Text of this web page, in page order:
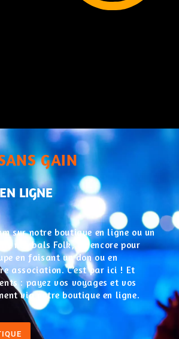
GAIN
LIGNE
sur notre boutique en ligne ou un
nos bals Folk, ou encore pour
en faisant un don ou en
association. C’est par ici ! Et
: payez vos voyages et vos
via notre boutique en ligne.